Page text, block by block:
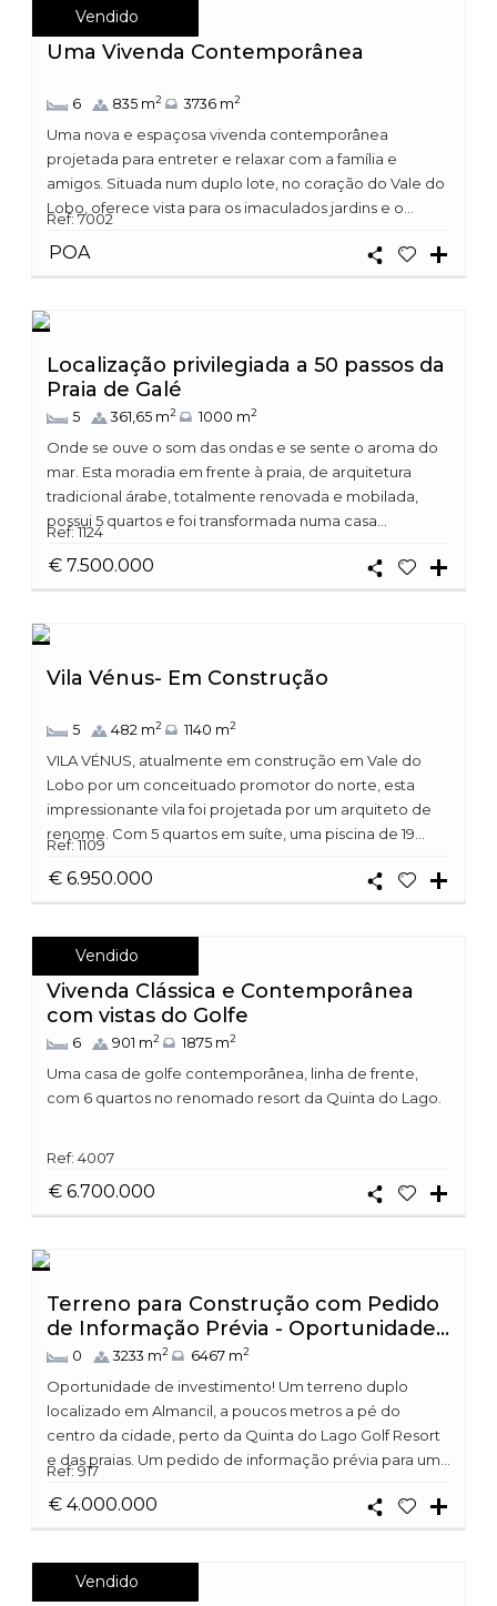
Vendido
Uma Vivenda Contemporânea
6 835 m2 3736 m2
Uma nova e espaçosa vivenda contemporânea
projetada para entreter e relaxar com a família e
amigos. Situada num duplo lote, no coração do Vale do
Lobo, oferece vista para os imaculados jardins e o...
Ref: 7002
POA
Localização privilegiada a 50 passos da
Praia de Galé
5 361,65 m2 1000 m2
Onde se ouve o som das ondas e se sente o aroma do
mar. Esta moradia em frente à praia, de arquitetura
tradicional árabe, totalmente renovada e mobilada,
possui 5 quartos e foi transformada numa casa...
Ref: 1124
€ 7.500.000
Vila Vénus- Em Construção
5 482 m2 1140 m2
VILA VÉNUS, atualmente em construção em Vale do
Lobo por um conceituado promotor do norte, esta
impressionante vila foi projetada por um arquiteto de
renome. Com 5 quartos em suíte, uma piscina de 19...
Ref: 1109
€ 6.950.000
Vendido
Vivenda Clássica e Contemporânea
com vistas do Golfe
6 901 m2 1875 m2
Uma casa de golfe contemporânea, linha de frente,
com 6 quartos no renomado resort da Quinta do Lago.
Ref: 4007
€ 6.700.000
Terreno para Construção com Pedido
de Informação Prévia - Oportunidade...
0 3233 m2 6467 m2
Oportunidade de investimento! Um terreno duplo
localizado em Almancil, a poucos metros a pé do
centro da cidade, perto da Quinta do Lago Golf Resort
e das praias. Um pedido de informação prévia para um...
Ref: 917
€ 4.000.000
Vendido